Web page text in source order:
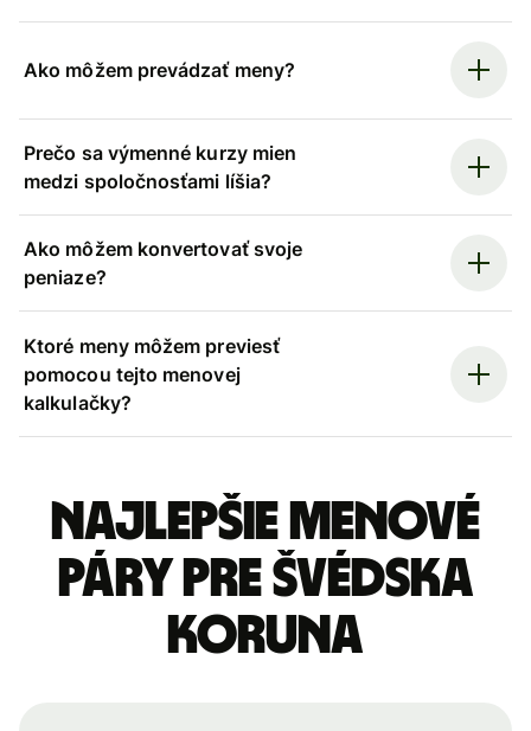
Ako môžem prevádzať meny?
Prečo sa výmenné kurzy mien
medzi spoločnosťami líšia?
Ako môžem konvertovať svoje
peniaze?
Ktoré meny môžem previesť
pomocou tejto menovej
kalkulačky?
Najlepšie menové
páry pre Švédska
koruna